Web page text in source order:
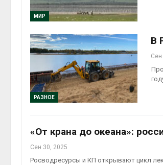
МИР
РАЗНОЕ
В
Сен
«От крана до океана»:
Сен 30, 2025
Росводресурсы и КП открывают цикл